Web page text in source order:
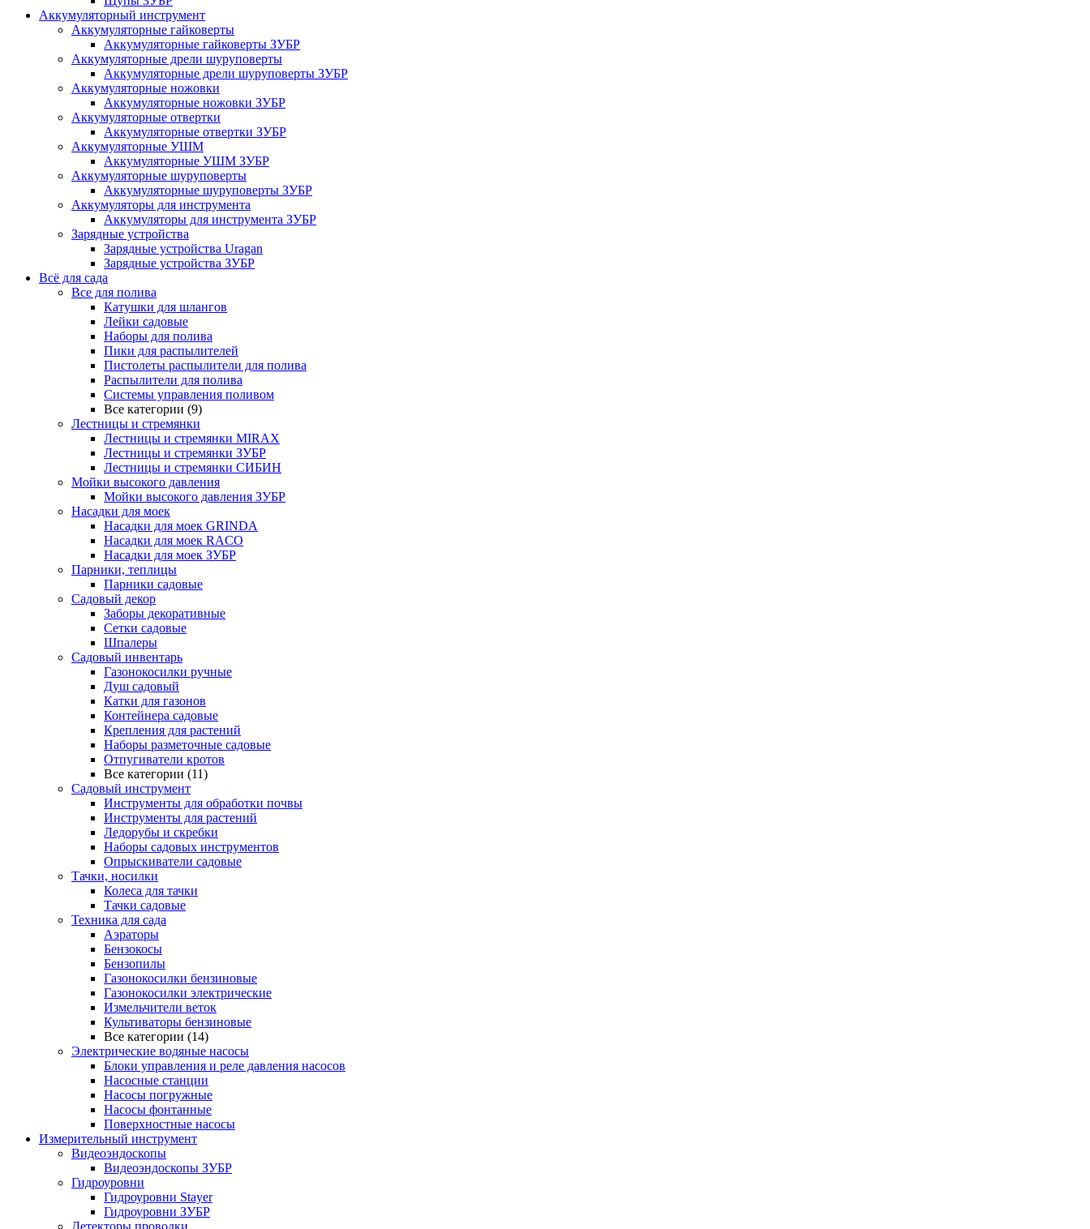
Аккумуляторный инструмент
Аккумуляторные гайковерты
Аккумуляторные гайковерты ЗУБР
Аккумуляторные дрели шуруповерты
Аккумуляторные дрели шуруповерты ЗУБР
Аккумуляторные ножовки
Аккумуляторные ножовки ЗУБР
Аккумуляторные отвертки
Аккумуляторные отвертки ЗУБР
Аккумуляторные УШМ
Аккумуляторные УШМ ЗУБР
Аккумуляторные шуруповерты
Аккумуляторные шуруповерты ЗУБР
Аккумуляторы для инструмента
Аккумуляторы для инструмента ЗУБР
Зарядные устройства
Зарядные устройства Uragan
Зарядные устройства ЗУБР
Всё для сада
Все для полива
Катушки для шлангов
Лейки садовые
Наборы для полива
Пики для распылителей
Пистолеты распылители для полива
Распылители для полива
Системы управления поливом
Все категории (9)
Лестницы и стремянки
Лестницы и стремянки MIRAX
Лестницы и стремянки ЗУБР
Лестницы и стремянки СИБИН
Мойки высокого давления
Мойки высокого давления ЗУБР
Насадки для моек
Насадки для моек GRINDA
Насадки для моек RACO
Насадки для моек ЗУБР
Парники, теплицы
Парники садовые
Садовый декор
Заборы декоративные
Сетки садовые
Шпалеры
Садовый инвентарь
Газонокосилки ручные
Душ садовый
Катки для газонов
Контейнера садовые
Крепления для растений
Наборы разметочные садовые
Отпугиватели кротов
Все категории (11)
Садовый инструмент
Инструменты для обработки почвы
Инструменты для растений
Ледорубы и скребки
Наборы садовых инструментов
Опрыскиватели садовые
Тачки, носилки
Колеса для тачки
Тачки садовые
Техника для сада
Аэраторы
Бензокосы
Бензопилы
Газонокосилки бензиновые
Газонокосилки электрические
Измельчители веток
Культиваторы бензиновые
Все категории (14)
Электрические водяные насосы
Блоки управления и реле давления насосов
Насосные станции
Насосы погружные
Насосы фонтанные
Поверхностные насосы
Измерительный инструмент
Видеоэндоскопы
Видеоэндоскопы ЗУБР
Гидроуровни
Гидроуровни Stayer
Гидроуровни ЗУБР
Детекторы проводки